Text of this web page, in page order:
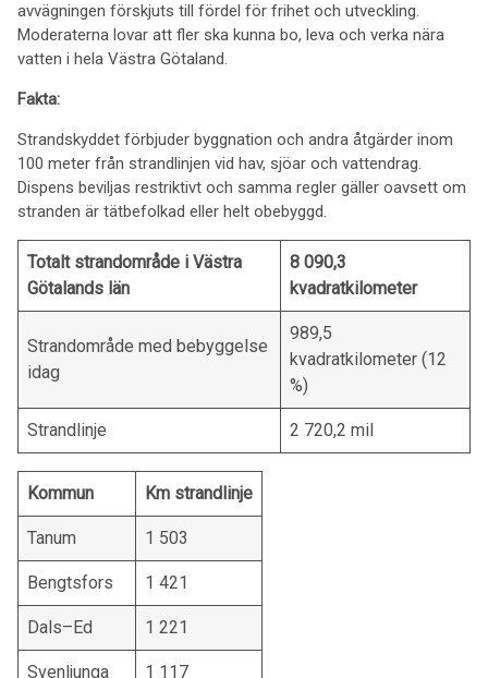
avvägningen förskjuts till fördel för frihet och utveckling.
Moderaterna lovar att fler ska kunna bo, leva och verka nära
vatten i hela Västra Götaland.
Fakta:
Strandskyddet förbjuder byggnation och andra åtgärder inom
100 meter från strandlinjen vid hav, sjöar och vattendrag.
Dispens beviljas restriktivt och samma regler gäller oavsett om
stranden är tätbefolkad eller helt obebyggd.
Totalt strandområde i Västra
Götalands län
8 090,3
kvadratkilometer
Strandområde med bebyggelse
idag
989,5
kvadratkilometer (12
%)
Strandlinje 2 720,2 mil
Kommun Km strandlinje
Tanum 1 503
Bengtsfors 1 421
Dals–Ed 1 221
Svenljunga 1 117